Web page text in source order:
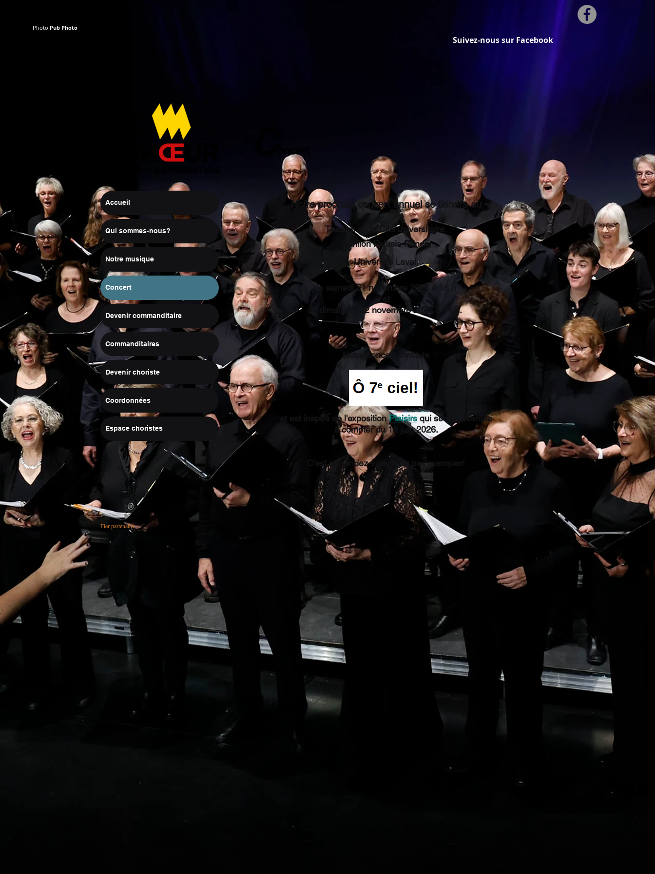
Photo Pub Photo
Suivez-nous sur Facebook
Accueil
Qui sommes-nous?
Notre musique
Concert
Devenir commanditaire
Commanditaires
Devenir choriste
Coordonnées
Espace choristes
Fier partenaire
oncert
Notre prochain concert annuel se tiendra au
Théâtre de la Cité universitaire,
Pavillon Palasis-Prince,
Université Laval,
le samedi 21 novembre 2026 à 16 h
le dimanche 22 novembre 2026 à 14 h.
Notre concert s'intitule
et est inspiré de l'expositionPlaisirs qui sera présentée
à compter du 18 juin 2026.
C'est un rendez-vous à ne pas manquer!